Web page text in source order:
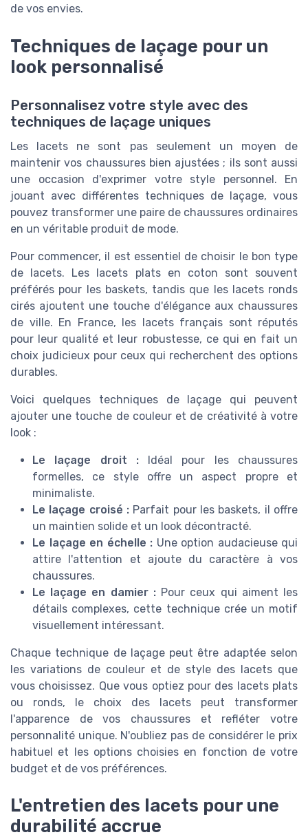
de vos envies.
Techniques de laçage pour un
look personnalisé
Personnalisez votre style avec des
techniques de laçage uniques
Les lacets ne sont pas seulement un moyen de
maintenir vos chaussures bien ajustées ; ils sont aussi
une occasion d'exprimer votre style personnel. En
jouant avec différentes techniques de laçage, vous
pouvez transformer une paire de chaussures ordinaires
en un véritable produit de mode.
Pour commencer, il est essentiel de choisir le bon type
de lacets. Les lacets plats en coton sont souvent
préférés pour les baskets, tandis que les lacets ronds
cirés ajoutent une touche d'élégance aux chaussures
de ville. En France, les lacets français sont réputés
pour leur qualité et leur robustesse, ce qui en fait un
choix judicieux pour ceux qui recherchent des options
durables.
Voici quelques techniques de laçage qui peuvent
ajouter une touche de couleur et de créativité à votre
look :
Le laçage droit :Idéal pour les chaussures
formelles, ce style offre un aspect propre et
minimaliste.
Le laçage croisé : Parfait pour les baskets, il offre
un maintien solide et un look décontracté.
Le laçage en échelle : Une option audacieuse qui
attire l'attention et ajoute du caractère à vos
chaussures.
Le laçage en damier :Pour ceux qui aiment les
détails complexes, cette technique crée un motif
visuellement intéressant.
Chaque technique de laçage peut être adaptée selon
les variations de couleur et de style des lacets que
vous choisissez. Que vous optiez pour des lacets plats
ou ronds, le choix des lacets peut transformer
l'apparence de vos chaussures et refléter votre
personnalité unique. N'oubliez pas de considérer le prix
habituel et les options choisies en fonction de votre
budget et de vos préférences.
L'entretien des lacets pour une
durabilité accrue